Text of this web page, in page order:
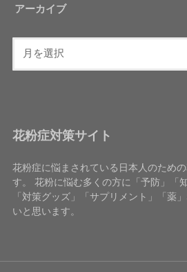
アーカイブ
花粉症対策サイト
花粉症に悩まされている日本人のため
す。 花粉に悩む多くの方に「予防」「
「対策グッズ」「サプリメント」「薬
いと思います。